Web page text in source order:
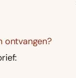
ontvangen?